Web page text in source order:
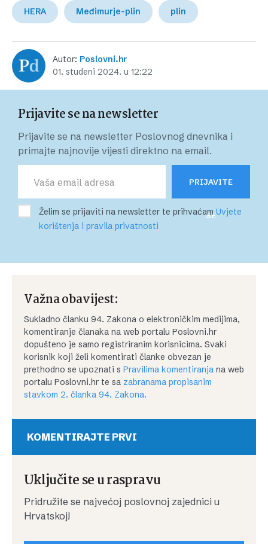
HERA Međimurje-plin plin
Autor: Poslovni.hr
01. studeni 2024. u 12:22
Prijavite se na newsletter
Prijavite se na newsletter Poslovnog dnevnika i
primajte najnovije vijesti direktno na email.
PRIJAVITE
SE
Želim se prijaviti na newsletter te prihvaćamUvjete
korištenja i pravila privatnosti
Važna obavijest:
Sukladno članku 94. Zakona o elektroničkim medijima,
komentiranje članaka na web portalu Poslovni.hr
dopušteno je samo registriranim korisnicima. Svaki
korisnik koji želi komentirati članke obvezan je
prethodno se upoznati s Pravilima komentiranja na web
portalu Poslovni.hr te sa zabranama propisanim
stavkom 2. članka 94. Zakona.
KOMENTIRAJTE PRVI
Uključite se u raspravu
Pridružite se najvećoj poslovnoj zajednici u
Hrvatskoj!